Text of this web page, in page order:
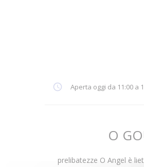
Aperta oggi da 11:00 a
O
prelibatezze O Angel è